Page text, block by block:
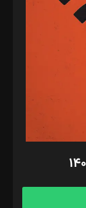
سروش کرمیان،
فتحی